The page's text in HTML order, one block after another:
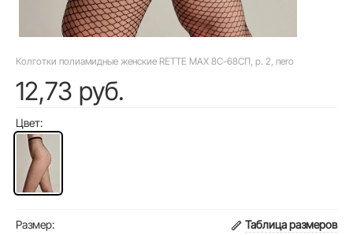
Колготки полиамидные женские RETTE MAX 8С-68СП, p. 2, nero
12,73 руб.
Цвет:
Размер: Таблица размеров